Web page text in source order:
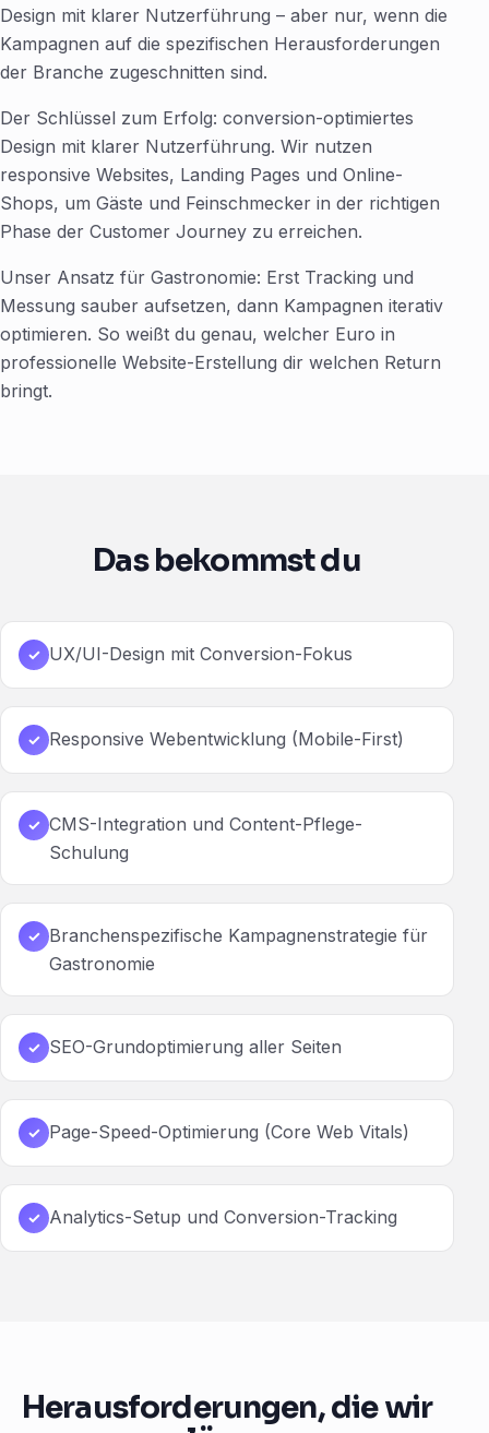
Design mit klarer Nutzerführung – aber nur, wenn die
Kampagnen auf die spezifischen Herausforderungen
der Branche zugeschnitten sind.
Der Schlüssel zum Erfolg: conversion-optimiertes
Design mit klarer Nutzerführung. Wir nutzen
responsive Websites, Landing Pages und Online-
Shops, um Gäste und Feinschmecker in der richtigen
Phase der Customer Journey zu erreichen.
Unser Ansatz für Gastronomie: Erst Tracking und
Messung sauber aufsetzen, dann Kampagnen iterativ
optimieren. So weißt du genau, welcher Euro in
professionelle Website-Erstellung dir welchen Return
bringt.
Das bekommst du
✓ UX/UI-Design mit Conversion-Fokus
✓ Responsive Webentwicklung (Mobile-First)
✓ CMS-Integration und Content-Pflege-
Schulung
✓ Branchenspezifische Kampagnenstrategie für
Gastronomie
✓ SEO-Grundoptimierung aller Seiten
✓ Page-Speed-Optimierung (Core Web Vitals)
✓ Analytics-Setup und Conversion-Tracking
Herausforderungen, die wir